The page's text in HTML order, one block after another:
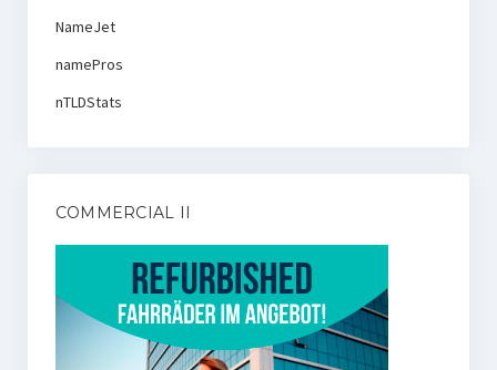
NameJet
namePros
nTLDStats
COMMERCIAL II